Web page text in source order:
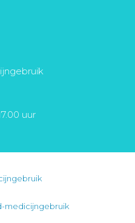
uur
medicijngebruik